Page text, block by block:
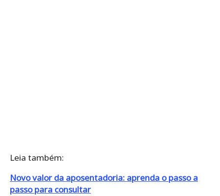
Leia também:
Novo valor da aposentadoria: aprenda o passo a
passo para consultar